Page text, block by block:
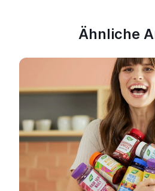
Ähnliche